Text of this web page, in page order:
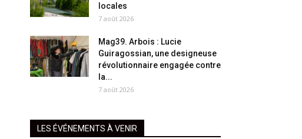
locales
7 août 2026
Mag39. Arbois : Lucie
Guiragossian, une designeuse
révolutionnaire engagée contre
la...
7 août 2026
LES ÉVÉNEMENTS À VENIR